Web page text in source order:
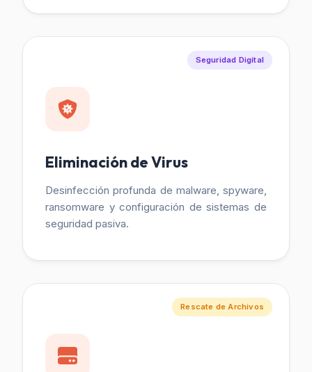
Seguridad Digital
Eliminación de Virus
Desinfección profunda de malware, spyware,
ransomware y configuración de sistemas de
seguridad pasiva.
Rescate de Archivos